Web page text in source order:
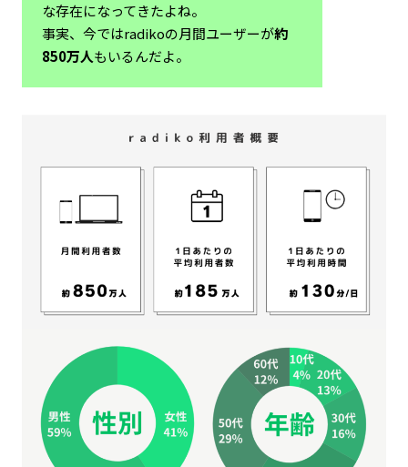
な存在になってきたよね。
事実、今ではradikoの月間ユーザーが約
850万人もいるんだよ。